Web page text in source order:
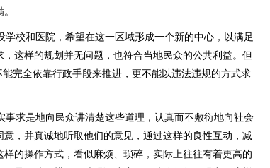
校和医院，希望在这一区域形成一个新的中心，以满足
这样的规划并无问题，也符合当地民众的公共利益。但
能完全依靠行政手段来推进，更不能以违法违规的方式求
求是地向民众讲清楚这些道理，认真而不敷衍地向社会
，并真诚地听取他们的意见，通过这样的良性互动，减
的操作方式，看似麻烦、琐碎，实际上往往有着更高的